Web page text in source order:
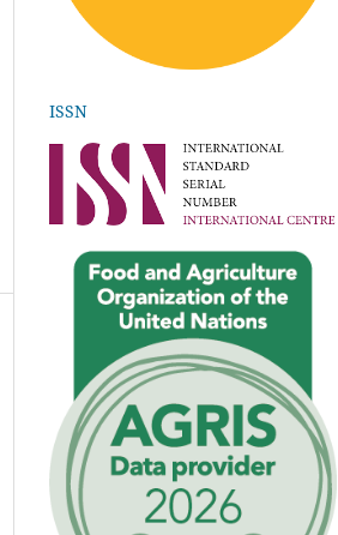
ISSN